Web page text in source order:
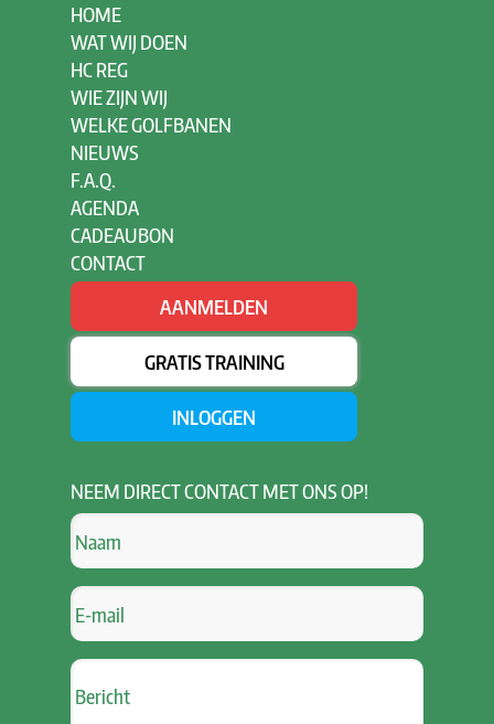
HOME
WAT WIJ DOEN
HC REG
WIE ZIJN WIJ
WELKE GOLFBANEN
NIEUWS
F.A.Q.
AGENDA
CADEAUBON
CONTACT
AANMELDEN
GRATIS TRAINING
INLOGGEN
NEEM DIRECT CONTACT MET ONS OP!